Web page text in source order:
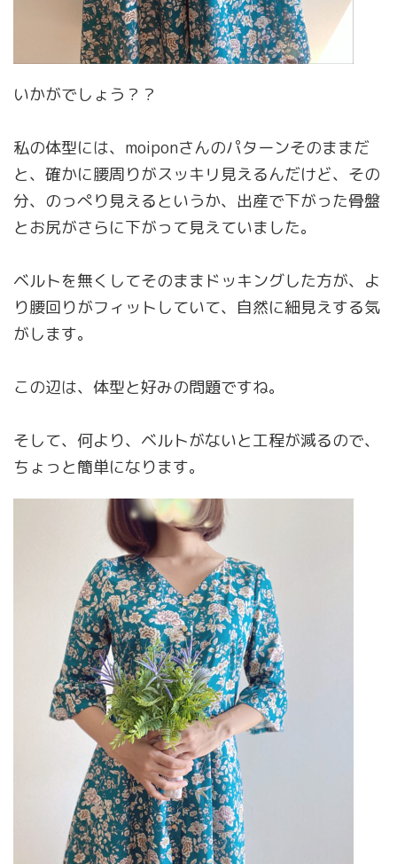
いかがでしょう？？
私の体型には、moiponさんのパターンそのままだ
と、確かに腰周りがスッキリ見えるんだけど、その
分、のっぺり見えるというか、出産で下がった骨盤
とお尻がさらに下がって見えていました。
ベルトを無くしてそのままドッキングした方が、よ
り腰回りがフィットしていて、自然に細見えする気
がします。
この辺は、体型と好みの問題ですね。
そして、何より、ベルトがないと工程が減るので、
ちょっと簡単になります。